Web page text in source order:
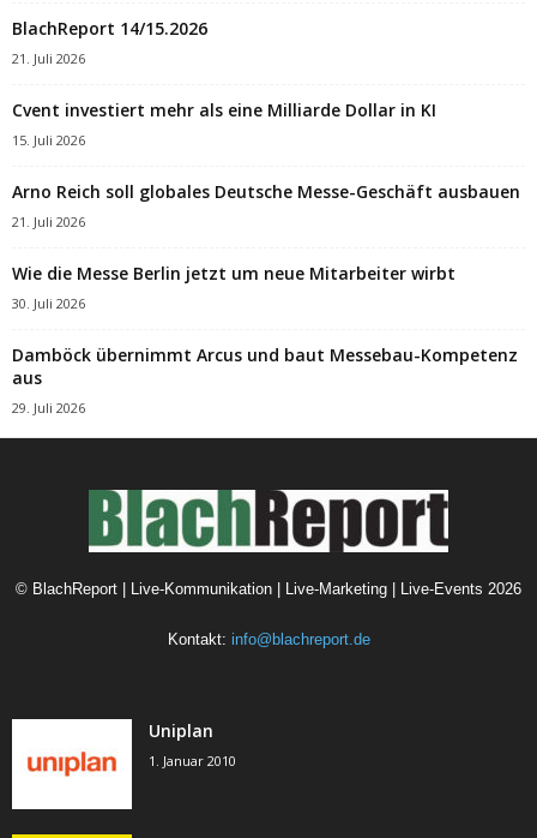
BlachReport 14/15.2026
21. Juli 2026
Cvent investiert mehr als eine Milliarde Dollar in KI
15. Juli 2026
Arno Reich soll globales Deutsche Messe-Geschäft ausbauen
21. Juli 2026
Wie die Messe Berlin jetzt um neue Mitarbeiter wirbt
30. Juli 2026
Damböck übernimmt Arcus und baut Messebau-Kompetenz
aus
29. Juli 2026
© BlachReport | Live-Kommunikation | Live-Marketing | Live-Events 2026
Kontakt: info@blachreport.de
Uniplan
1. Januar 2010